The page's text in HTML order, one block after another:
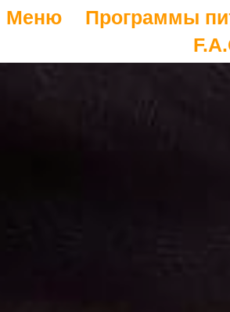
Меню Программы